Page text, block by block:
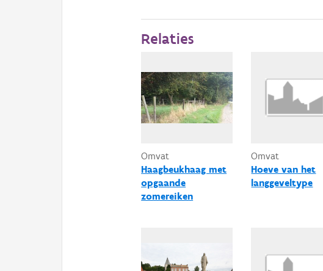
Relaties
Omvat
Haagbeukhaag met
opgaande
zomereiken
Omvat
Hoeve van het
langgeveltype